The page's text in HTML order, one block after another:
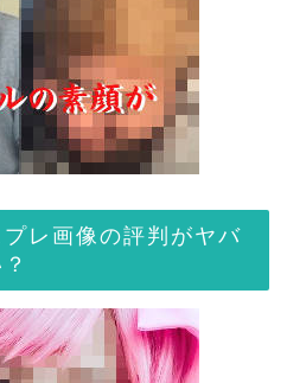
レ画像の評判がヤバ